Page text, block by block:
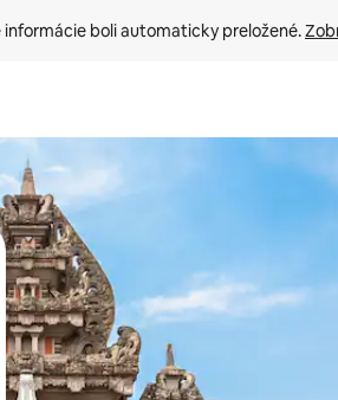
informácie boli automaticky preložené.